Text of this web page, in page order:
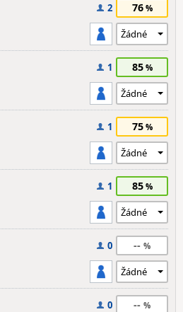
2 76
1 85
1 75
1 85
0 --
0 --